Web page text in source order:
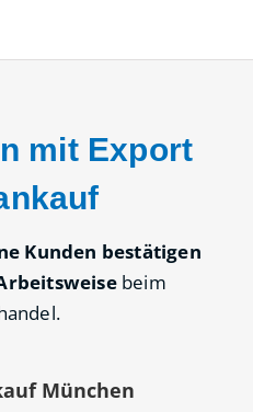
mit Export
Kunden bestätigen
beim
München